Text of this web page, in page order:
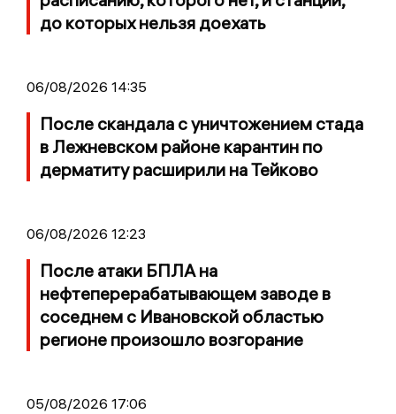
до которых нельзя доехать
06/08/2026 14:35
После скандала с уничтожением стада
в Лежневском районе карантин по
дерматиту расширили на Тейково
06/08/2026 12:23
После атаки БПЛА на
нефтеперерабатывающем заводе в
соседнем с Ивановской областью
регионе произошло возгорание
05/08/2026 17:06